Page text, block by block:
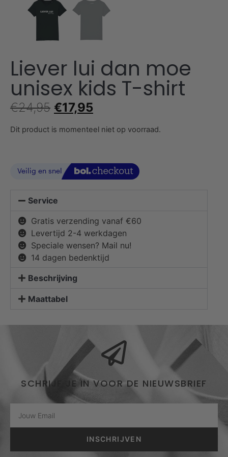
Liever lui dan moe
unisex kids T-shirt
€24,95 €17,95
Dit product is momenteel niet op voorraad.
Service
Gratis verzending vanaf €60
Levertijd 2-4 werkdagen
Speciale wensen? Mail nu!
14 dagen bedenktijd
Beschrijving
Maattabel
SCHRIJF JE IN VOOR DE NIEUWSBRIEF
INSCHRIJVEN